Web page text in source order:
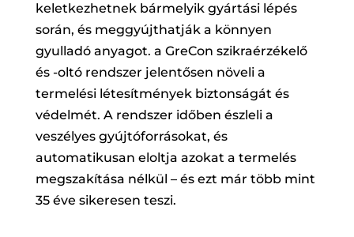
keletkezhetnek bármelyik gyártási lépés
során, és meggyújthatják a könnyen
gyulladó anyagot. a GreCon szikraérzékelő
és -oltó rendszer jelentősen növeli a
termelési létesítmények biztonságát és
védelmét. A rendszer időben észleli a
veszélyes gyújtóforrásokat, és
automatikusan eloltja azokat a termelés
megszakítása nélkül – és ezt már több mint
35 éve sikeresen teszi.